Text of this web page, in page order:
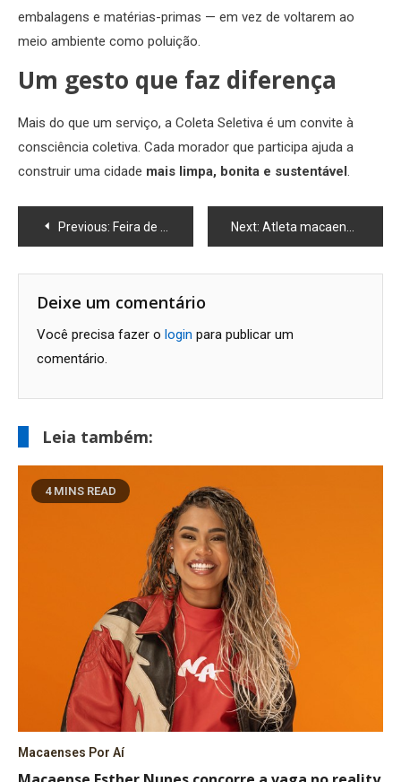
embalagens e matérias-primas — em vez de voltarem ao
meio ambiente como poluição.
Um gesto que faz diferença
Mais do que um serviço, a Coleta Seletiva é um convite à
consciência coletiva. Cada morador que participa ajuda a
construir uma cidade mais limpa, bonita e sustentável.
Navegação
de
Post
Previous: Feira de Cordel e Cultura Nordestina volta a colorir Macaé com poesia, forró e tradição Next: Atleta macaense Silas Andrade conquista vice-campeonato na Copa Latino-Americana de BMX
Deixe um comentário
Você precisa fazer o login para publicar um
comentário.
Leia também:
4 MINS READ
Macaenses Por Aí